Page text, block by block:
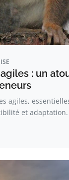
: un
agiles,
et adaptation.